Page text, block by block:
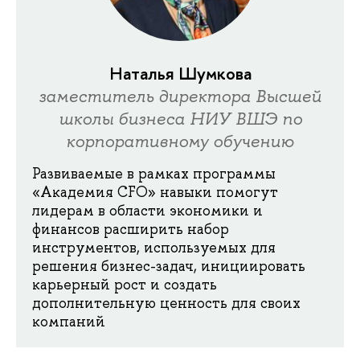
Наталья Шумкова
заместитель директора Высшей
школы бизнеса НИУ ВШЭ по
корпоративному обучению
Развиваемые в рамках программы
«Академия CFO» навыки помогут
лидерам в области экономики и
финансов расширить набор
инструментов, используемых для
решения бизнес-задач, инициировать
карьерный рост и создать
дополнительную ценность для своих
компаний